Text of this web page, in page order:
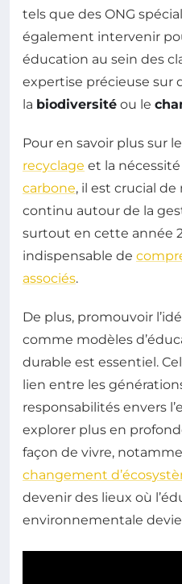
tels que des ONG
également intervenir
éducation au sein des
expertise précieuse sur
la biodiversité ou le
Pour en savoir plus sur
recyclage et la
carbone, il est crucial
continu autour de la
surtout en cette année
indispensable de
associés.
De plus, promouvoir
comme modèles
durable est essentiel.
lien entre les
responsabilités envers
explorer plus en
façon de vivre,
changement
devenir des lieux où
environnementale